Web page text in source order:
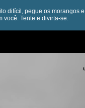
difícil, pegue os morangos
você. Tente e divirta-se.